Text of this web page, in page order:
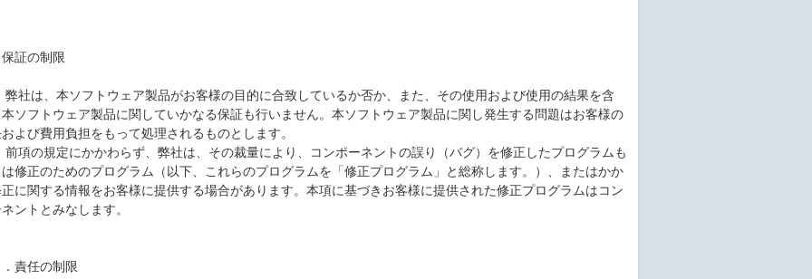
証の制限
社は、本ソフトウェア製品がお客様の目的に合致しているか否か、また、その使用および使用の結果を含
ソフトウェア製品に関していかなる保証も行いません。本ソフトウェア製品に関し発生する問題はお客様の
よび費用負担をもって処理されるものとします。
項の規定にかかわらず、弊社は、その裁量により、コンポーネントの誤り（バグ）を修正したプログラムも
修正のためのプログラム（以下、これらのプログラムを「修正プログラム」と総称します。）、またはかか
に関する情報をお客様に提供する場合があります。本項に基づきお客様に提供された修正プログラムはコン
ントとみなします。
責任の制限